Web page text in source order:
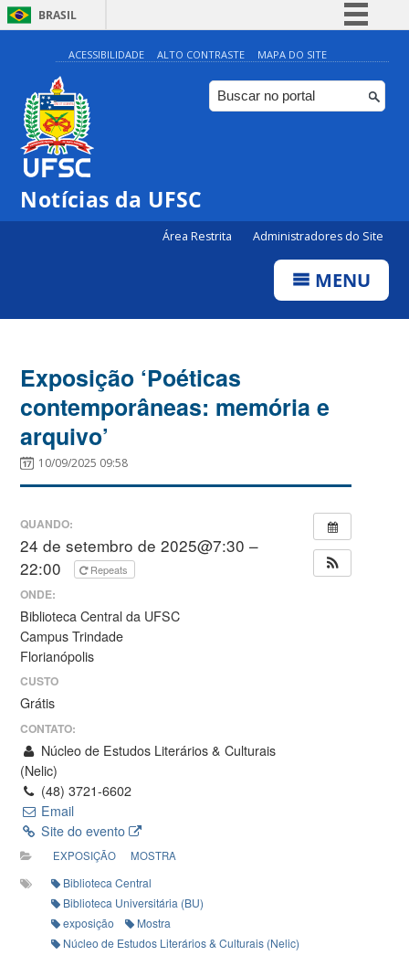
BRASIL
Simplifique!
Comunica BR
Participe
ACESSIBILIDADE ALTO CONTRASTE MAPA DO SITE
Notícias da UFSC
Área Restrita Administradores do Site
MENU
Exposição ‘Poéticas
contemporâneas: memória e
arquivo’
10/09/2025 09:58
QUANDO:
24 de setembro de 2025@7:30 –
22:00
Repeats
ONDE:
Biblioteca Central da UFSC
Campus Trindade
Florianópolis
CUSTO
Grátis
CONTATO:
Núcleo de Estudos Literários & Culturais
(Nelic)
(48) 3721-6602
Email
Site do evento
EXPOSIÇÃO MOSTRA
Biblioteca Central
Biblioteca Universitária (BU)
exposição
Mostra
Núcleo de Estudos Literários & Culturais (Nelic)